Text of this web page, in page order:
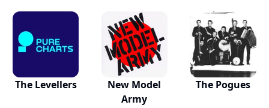
The Levellers
New Model
Army
The Pogues